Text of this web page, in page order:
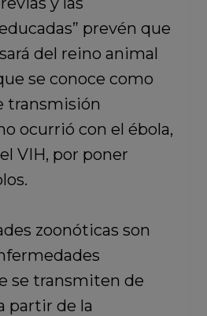
prevén que
del reino animal
se conoce como
transmisión
ocurrió con el ébola,
VIH, por poner
zoonóticas son
se transmiten de
partir de la